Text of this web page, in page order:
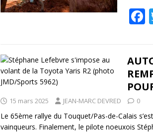
F
k
15 mars 2025 JEAN-MARC DEVRED 0
Le 65ème rallye du Touquet/Pas-de-Calais
vainqueurs. Finalement, le pilote noeuxois